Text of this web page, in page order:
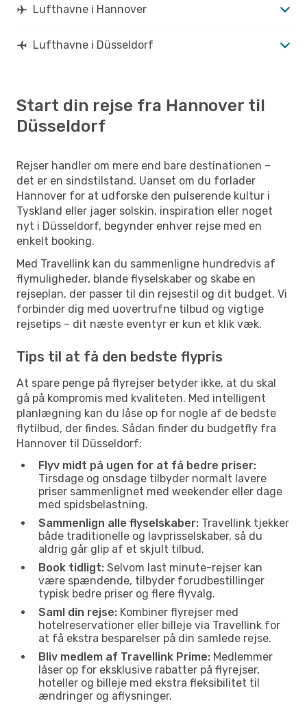
Lufthavne i Hannover
Lufthavne i Düsseldorf
Start din rejse fra Hannover til
Düsseldorf
Rejser handler om mere end bare destinationen –
det er en sindstilstand. Uanset om du forlader
Hannover for at udforske den pulserende kultur i
Tyskland eller jager solskin, inspiration eller noget
nyt i Düsseldorf, begynder enhver rejse med en
enkelt booking.
Med Travellink kan du sammenligne hundredvis af
flymuligheder, blande flyselskaber og skabe en
rejseplan, der passer til din rejsestil og dit budget. Vi
forbinder dig med uovertrufne tilbud og vigtige
rejsetips – dit næste eventyr er kun et klik væk.
Tips til at få den bedste flypris
At spare penge på flyrejser betyder ikke, at du skal
gå på kompromis med kvaliteten. Med intelligent
planlægning kan du låse op for nogle af de bedste
flytilbud, der findes. Sådan finder du budgetfly fra
Hannover til Düsseldorf:
Flyv midt på ugen for at få bedre priser:
Tirsdage og onsdage tilbyder normalt lavere
priser sammenlignet med weekender eller dage
med spidsbelastning.
Sammenlign alle flyselskaber: Travellink tjekker
både traditionelle og lavprisselskaber, så du
aldrig går glip af et skjult tilbud.
Book tidligt: Selvom last minute-rejser kan
være spændende, tilbyder forudbestillinger
typisk bedre priser og flere flyvalg.
Saml din rejse: Kombiner flyrejser med
hotelreservationer eller billeje via Travellink for
at få ekstra besparelser på din samlede rejse.
Bliv medlem af Travellink Prime: Medlemmer
låser op for eksklusive rabatter på flyrejser,
hoteller og billeje med ekstra fleksibilitet til
ændringer og aflysninger.